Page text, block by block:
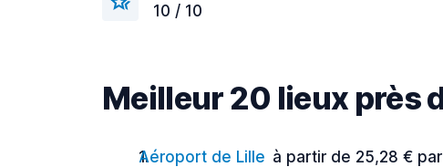
10 / 10
Meilleur 20 lieux près
Aéroport de Lille à partir de 25,28 €